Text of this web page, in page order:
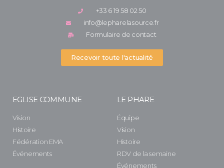
+33 6 19 58 02 50
info@lepharelasource.fr
Formulaire de contact
Recevoir toute l'actualité
EGLISE COMMUNE
Vision
Histoire
Fédération EMA
Événements
LE PHARE
Équipe
Vision
Histoire
RDV de la semaine
Événements